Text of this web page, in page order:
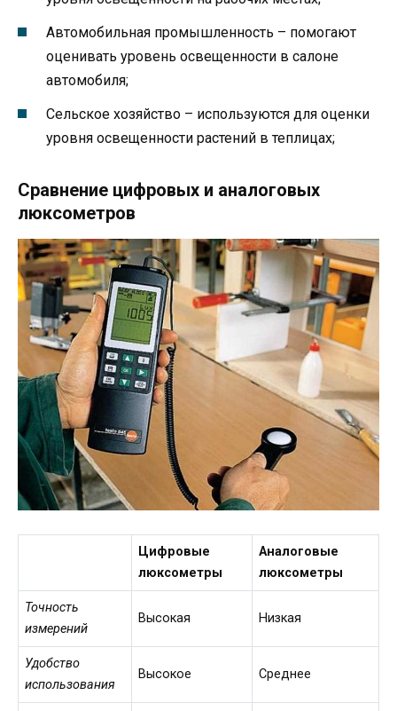
Автомобильная промышленность – помогают
оценивать уровень освещенности в салоне
автомобиля;
Сельское хозяйство – используются для оценки
уровня освещенности растений в теплицах;
Сравнение цифровых и аналоговых
люксометров
Цифровые
люксометры
Аналоговые
люксометры
Точность
измерений
Высокая Низкая
Удобство
использования
Высокое Среднее